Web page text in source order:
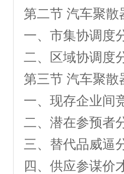
第二节 汽车聚散
一、市集协调度
二、区域协调度
第三节 汽车聚
一、现存企业间
二、潜在参预者
三、替代品威逼
四、供应参谋价